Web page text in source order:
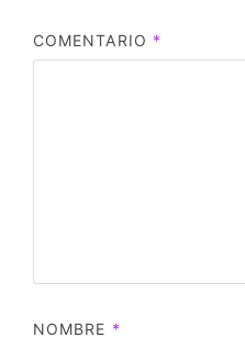
COMENTARIO *
NOMBRE *